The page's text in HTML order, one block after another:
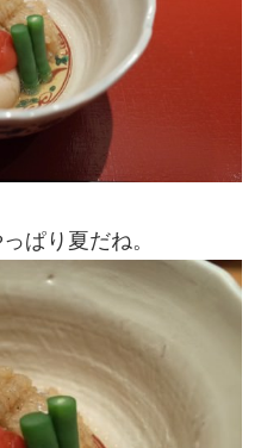
ぱり夏だね。